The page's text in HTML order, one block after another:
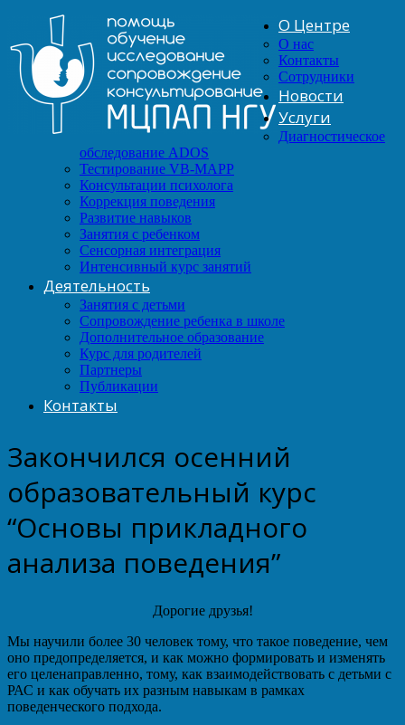
О Центре
О нас
Контакты
Сотрудники
Новости
Услуги
Диагностическое
обследование ADOS
Тестирование VB-MAPP
Консультации психолога
Коррекция поведения
Развитие навыков
Занятия с ребенком
Сенсорная интеграция
Интенсивный курс занятий
Деятельность
Занятия с детьми
Сопровождение ребенка в школе
Дополнительное образование
Курс для родителей
Партнеры
Публикации
Контакты
Закончился осенний
образовательный курс
“Основы прикладного
анализа поведения”
Дорогие друзья!
Мы научили более 30 человек тому, что такое поведение, чем
оно предопределяется, и как можно формировать и изменять
его целенаправленно, тому, как взаимодействовать с детьми с
РАС и как обучать их разным навыкам в рамках
поведенческого подхода.